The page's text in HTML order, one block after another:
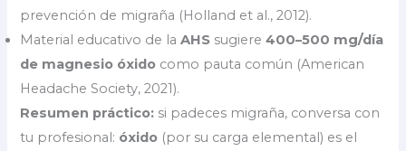
prevención de migraña (Holland et al., 2012).
Material educativo de laAHS sugiere400–500 mg/día
de magnesio óxido como pauta común (American
Headache Society, 2021).
Resumen práctico: si padeces migraña, conversa con
tu profesional: óxido (por su carga elemental) es el